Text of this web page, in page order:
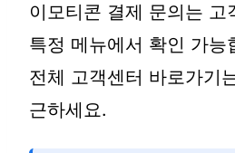
이모티콘 결제 문의는 고
특정 메뉴에서 확인 가능
전체 고객센터 바로가기
근하세요.